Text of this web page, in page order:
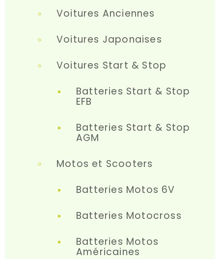
Voitures Anciennes
Voitures Japonaises
Voitures Start & Stop
Batteries Start & Stop
EFB
Batteries Start & Stop
AGM
Motos et Scooters
Batteries Motos 6V
Batteries Motocross
Batteries Motos
Américaines